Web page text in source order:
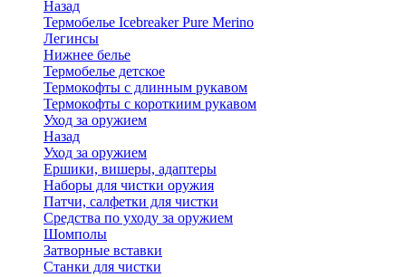
Назад
Термобелье Icebreaker Pure Merino
Легинсы
Нижнее белье
Термобелье детское
Термокофты с длинным рукавом
Термокофты с короткиим рукавом
Уход за оружием
Назад
Уход за оружием
Ершики, вишеры, адаптеры
Наборы для чистки оружия
Патчи, салфетки для чистки
Средства по уходу за оружием
Шомполы
Затворные вставки
Станки для чистки